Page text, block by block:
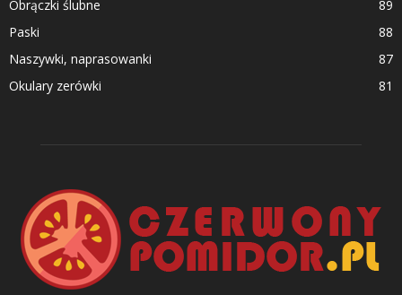
Obrączki ślubne
89
Paski
88
Naszywki, naprasowanki
87
Okulary zerówki
81